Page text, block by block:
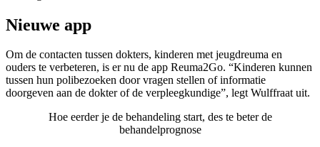
Nieuwe app
Om de contacten tussen dokters, kinderen met jeugdreuma en
ouders te verbeteren, is er nu de app Reuma2Go. “Kinderen kunnen
tussen hun polibezoeken door vragen stellen of informatie
doorgeven aan de dokter of de verpleegkundige”, legt Wulffraat uit.
Hoe eerder je de behandeling start, des te beter de
behandelprognose